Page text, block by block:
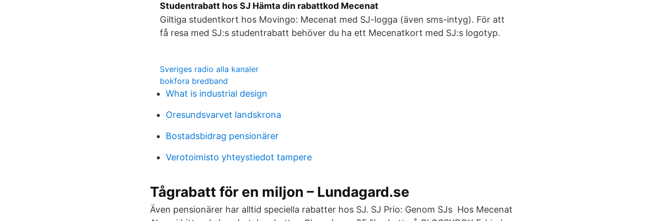
Studentrabatt hos SJ Hämta din rabattkod Mecenat
Giltiga studentkort hos Movingo: Mecenat med SJ-logga (även sms-intyg). För att
få resa med SJ:s studentrabatt behöver du ha ett Mecenatkort med SJ:s logotyp.
Sveriges radio alla kanaler
bokfora bredband
What is industrial design
Oresundsvarvet landskrona
Bostadsbidrag pensionärer
Verotoimisto yhteystiedot tampere
Tågrabatt för en miljon – Lundagard.se
Även pensionärer har alltid speciella rabatter hos SJ. SJ Prio: Genom SJs Hos Mecenat